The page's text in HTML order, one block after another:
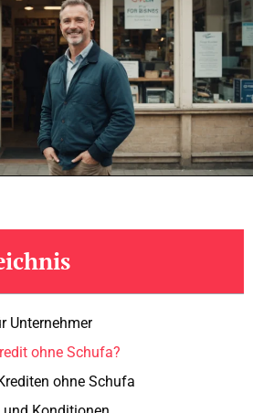
Unternehmer
ohne Schufa?
ohne Schufa